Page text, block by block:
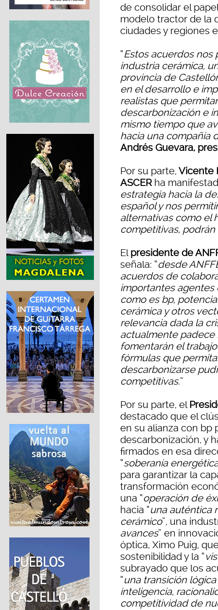
de consolidar el
modelo tractor de la
ciudades y regiones
“Estos acuerdos nos
industria cerámica,
provincia de
en el desarrollo e
realistas que
descarbonización e
mismo tiempo que
hacia una compañía
Andrés Guevara,
Por su parte, Vicente
ASCER ha
estrategia hacia la
español y nos
alternativas como el
competitivas,
Elpresidente de
señala: “desde
acuerdos de
importantes agentes
como es bp,
cerámica y otros
relevancia dada la
actualmente padece
fomentarán el
fórmulas que
descarbonizarse
competitivas.”
Por su parte, el
destacado que el
en su alianza con bp
descarbonización, y
firmados en esa
“soberanía
para garantizar la
transformación
una “operación de
hacia “una auténtica
cerámico”, una
avances” en
óptica, Ximo Puig,
sostenibilidad y la “
subrayado que los
“una transición
inteligencia,
competitividad de